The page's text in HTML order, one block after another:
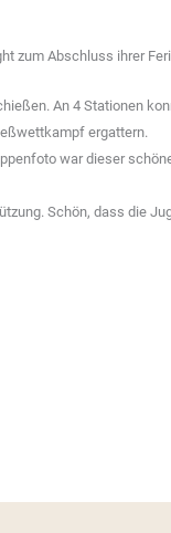
zum Abschluss ihrer
An 4 Stationen
ergattern.
war dieser
Schön, dass die